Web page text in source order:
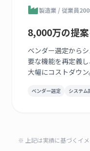
製造業 / 従業員
8,000万の提
ベンダー選定から
要な機能を再定義
大幅にコストダウン
ベンダー選定 システム
※ 上記は実績に基づくイメ